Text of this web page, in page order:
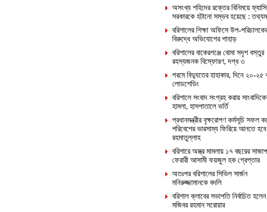
অসংখ্য শহিদের রক্তের বিনিময়ে
সরকারকে হটানো সম্ভব হয়েছে :
বরিশালের শিক্ষা অফিসে উপ-
বিরুদ্ধে অভিযোগের পাহাড়
বরিশালের বাকেরগঞ্জে বোমা সদৃশ বস্তুর
রহস্যজনক বিস্ফোরণ, দগ্ধ ৩
গরমে বিদ্যুতের হাহাকার, দিনে ২০-২৫
লোডশেডিং
বরিশালে সংবাদ সংগ্রহ করায়
হামলা, হাসপাতালে ভর্তি
প্রধানমন্ত্রীর বৃক্ষরোপণ কর্মসূচি সফল
পরিবেশের ভারসাম্য ফিরিয়ে আনতে
রহমাতুল্লাহ
বরিশারে অস্ত্র মামলায় ১৭ বছরের
ফেরারী আসামী ফয়জুল হক গ্রেপ্তার
অতঃপর বরিশালের সিভিল সার্জন
মনিরুজ্জামানকে বদলি
বরিশাল ক্লাবের সভাপতি নির্বাচিত হলেন
মজিবর রহমান সরোয়ার